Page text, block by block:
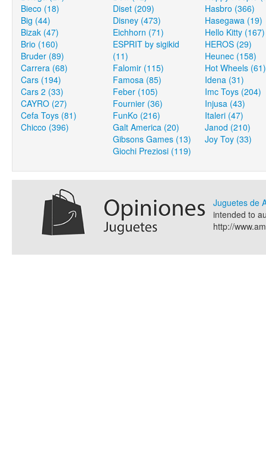
Bieco (18)
Big (44)
Bizak (47)
Brio (160)
Bruder (89)
Carrera (68)
Cars (194)
Cars 2 (33)
CAYRO (27)
Cefa Toys (81)
Chicco (396)
Diset (209)
Disney (473)
Eichhorn (71)
ESPRIT by sigikid
(11)
Falomir (115)
Famosa (85)
Feber (105)
Fournier (36)
FunKo (216)
Galt America (20)
Gibsons Games (13)
Giochi Preziosi (119)
Hasbro (366)
Hasegawa (19)
Hello Kitty (167)
HEROS (29)
Heunec (158)
Hot Wheels (61)
Idena (31)
Imc Toys (204)
Injusa (43)
Italeri (47)
Janod (210)
Joy Toy (33)
Juguetes de
intended to
http://